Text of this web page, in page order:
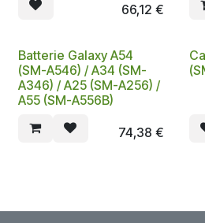
66,12 €
Batterie Galaxy A54
(SM-A546) / A34 (SM-
A346) / A25 (SM-A256) /
A55 (SM-A556B)
74,38 €